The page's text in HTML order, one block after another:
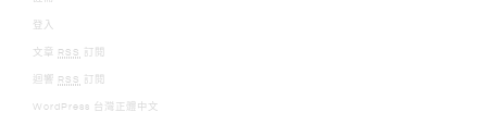
計
/
製
作
登入
文章 RSS 訂閱
迴響 RSS 訂閱
WordPress 台灣正體中文